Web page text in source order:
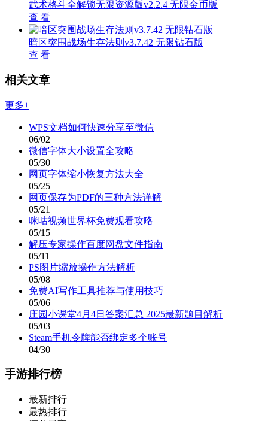
武术格斗全解锁无限资源版v2.2.4 无限金币版
查 看
暗区突围战场生存法则v3.7.42 无限钻石版
查 看
相关文章
更多+
WPS文档如何快速分享至微信
06/02
微信字体大小设置全攻略
05/30
网页字体缩小恢复方法大全
05/25
网页保存为PDF的三种方法详解
05/21
咪咕视频世界杯免费观看攻略
05/15
解压专家操作百度网盘文件指南
05/11
PS图片缩放操作方法解析
05/08
免费AI写作工具推荐与使用技巧
05/06
庄园小课堂4月4日答案汇总 2025最新题目解析
05/03
Steam手机令牌能否绑定多个账号
04/30
手游排行榜
最新排行
最热排行